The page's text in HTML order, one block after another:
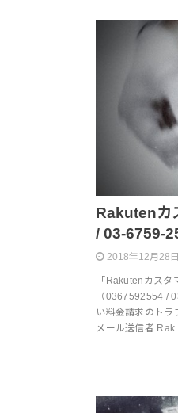
Rakutenカ
/ 03-6759-
2018年12月28日
「Rakutenカス
（0367592554 /
い料金請求のトラ
メール送信者